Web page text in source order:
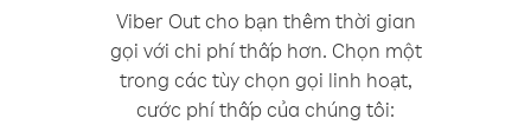
Viber Out cho bạn thêm thời gian
gọi với chi phí thấp hơn. Chọn một
trong các tùy chọn gọi linh hoạt,
cước phí thấp của chúng tôi: